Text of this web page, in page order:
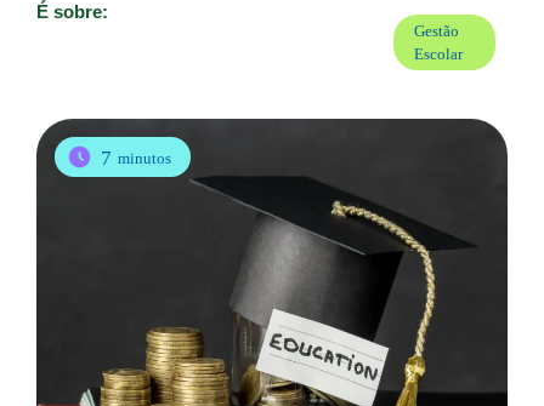
É sobre:
Gestão
Escolar
7 minutos